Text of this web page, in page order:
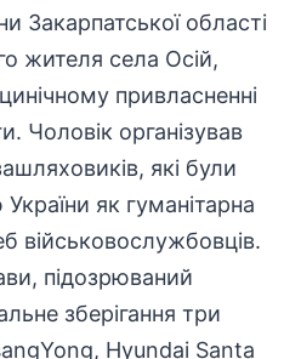
Закарпатської області
жителя села Осій,
привласненні
Чоловік організував
які були
як гуманітарна
військовослужбовців.
підозрюваний
зберігання три
Hyundai Santa